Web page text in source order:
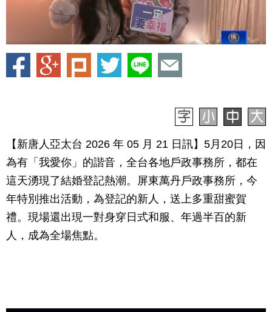
【新唐人亞太台 2026 年 05 月 21 日訊】5月20日，因
為有「我愛你」的諧音，全台各地戶政事務所，都在
這天湧現了結婚登記熱潮。屏東萬丹戶政事務所，今
年特別推出活動，為登記的新人，送上多重甜蜜賀
禮。現場還出現一對身穿日式和服、年過半百的新
人，成為全場焦點。